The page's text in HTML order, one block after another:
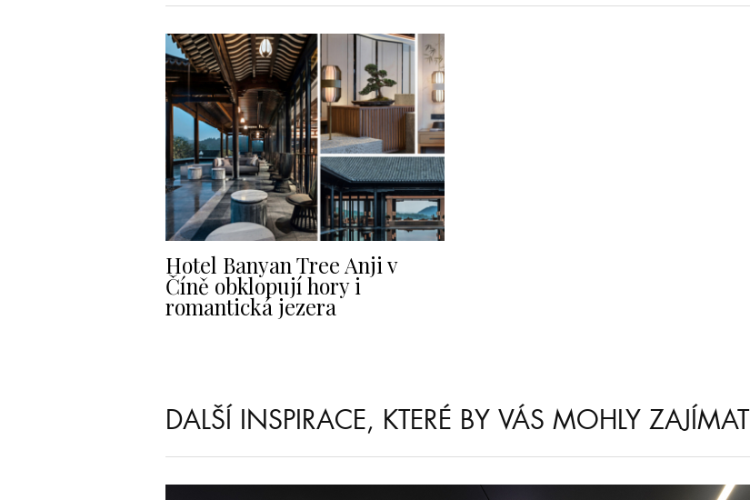
Hotel Banyan Tree Anji v
Číně obklopují hory i
romantická jezera
DALŠÍ INSPIRACE, KTERÉ BY VÁS MOHLY ZAJÍMAT